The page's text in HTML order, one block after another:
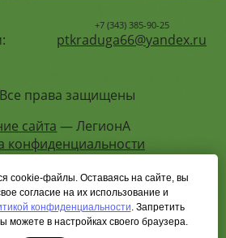
+7 (343) 385-90-25
ptkraduga66@yandex.ru
права защищены
сайта — ЛегионА
конфиденциальности
Карта сайта
cookie-файлы. Оставаясь на сайте, вы
согласие на их использование и
конфиденциальности. Запретить
можете в настройках своего браузера.